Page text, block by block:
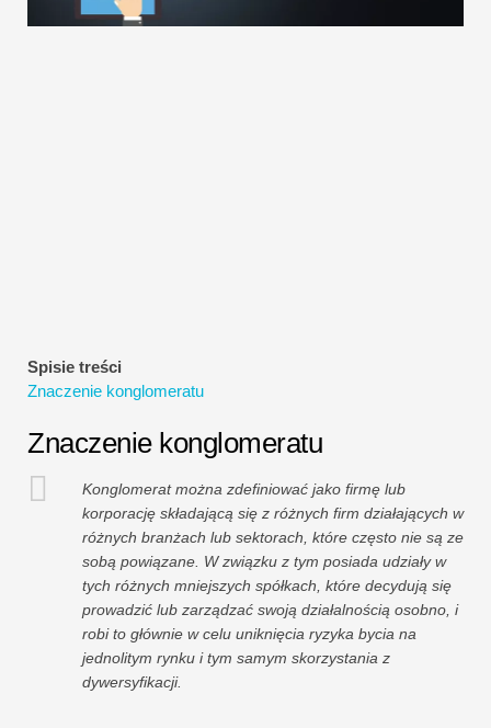
Samouczki dotyczące modelowania finansowego
Spisie treści
Znaczenie konglomeratu
Znaczenie konglomeratu
Konglomerat można zdefiniować jako firmę lub
korporację składającą się z różnych firm działających w
różnych branżach lub sektorach, które często nie są ze
sobą powiązane. W związku z tym posiada udziały w
tych różnych mniejszych spółkach, które decydują się
prowadzić lub zarządzać swoją działalnością osobno, i
robi to głównie w celu uniknięcia ryzyka bycia na
jednolitym rynku i tym samym skorzystania z
dywersyfikacji.